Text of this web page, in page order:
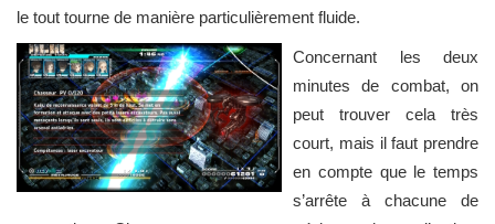
le tout tourne de manière particulièrement fluide.
Concernant les deux
minutes de combat, on
peut trouver cela très
court, mais il faut prendre
en compte que le temps
s’arrête à chacune de